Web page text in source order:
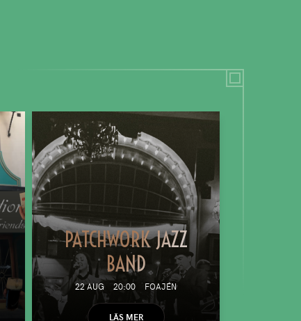
PATCHWORK JAZZ
BAND
22 AUG 20:00 FOAJÉN
LÄS MER